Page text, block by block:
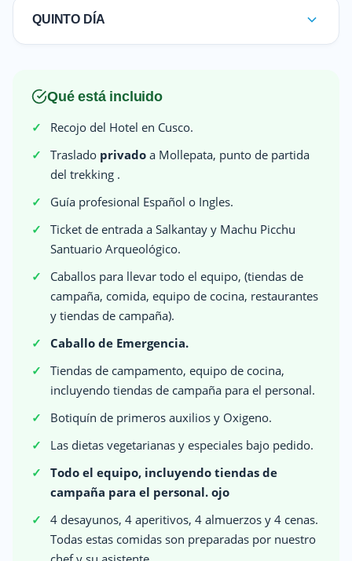
QUINTO DÍA
Qué está incluido
Recojo del Hotel en Cusco.
Traslado privado a Mollepata, punto de partida
del trekking .
Guía profesional Español o Ingles.
Ticket de entrada a Salkantay y Machu Picchu
Santuario Arqueológico.
Caballos para llevar todo el equipo, (tiendas de
campaña, comida, equipo de cocina, restaurantes
y tiendas de campaña).
Caballo de Emergencia.
Tiendas de campamento, equipo de cocina,
incluyendo tiendas de campaña para el personal.
Botiquín de primeros auxilios y Oxigeno.
Las dietas vegetarianas y especiales bajo pedido.
Todo el equipo, incluyendo tiendas de
campaña para el personal. ojo
4 desayunos, 4 aperitivos, 4 almuerzos y 4 cenas.
Todas estas comidas son preparadas por nuestro